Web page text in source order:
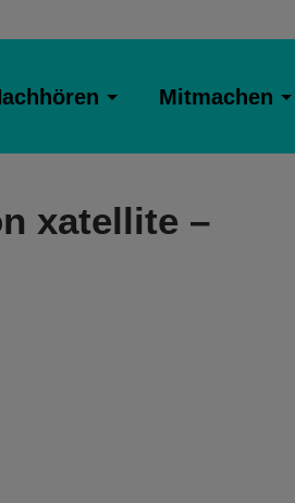
Mitmachen
xatellite –